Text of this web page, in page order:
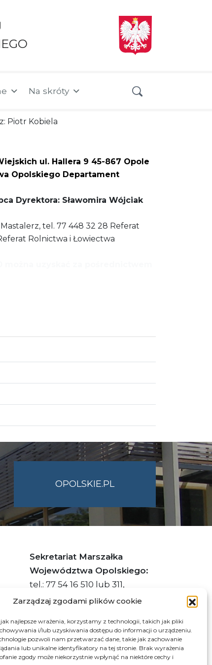
Zarządzaj zgodami plików cookie
najlepsze wrażenia, korzystamy z technologii, takich jak pliki
i/lub uzyskiwania dostępu do informacji o urządzeniu.
pozwoli nam przetwarzać dane, takie jak zachowanie
lub unikalne identyfikatory na tej stronie. Brak wyrażenia
zgody może niekorzystnie wpłynąć na niektóre cechy i
Na skróty
Piotr Kobiela
ul. Hallera 9 45-867 Opole
Opolskiego Departament
Dyrektora: Sławomira Wójciak
tel. 77 448 32 28 Referat
Rolnictwa i Łowiectwa
OPOLSKIE.PL
Sekretariat Marszałka
Województwa Opolskiego:
tel.: 77 54 16 510 lub 311,
faks: 77 54 16 512
Urzędu: /q877fxtk55/SkrytkaESP
66703-73759-IGTUV-14